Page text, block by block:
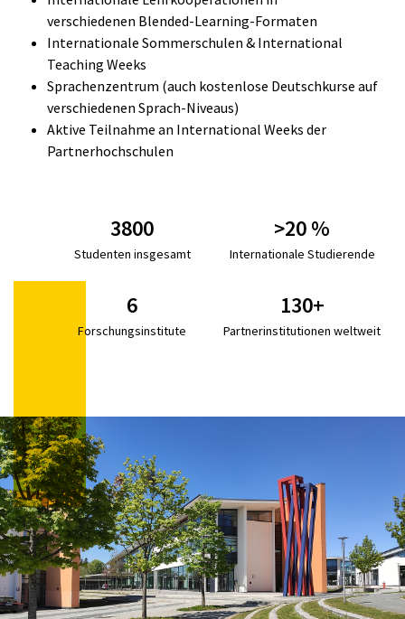
verschiedenen Blended-Learning-Formaten
Internationale Sommerschulen & International
Teaching Weeks
Sprachenzentrum (auch kostenlose Deutschkurse auf
verschiedenen Sprach-Niveaus)
Aktive Teilnahme an International Weeks der
Partnerhochschulen
3800
Studenten insgesamt
>20 %
Internationale Studierende
6
Forschungsinstitute
130+
Partnerinstitutionen weltweit